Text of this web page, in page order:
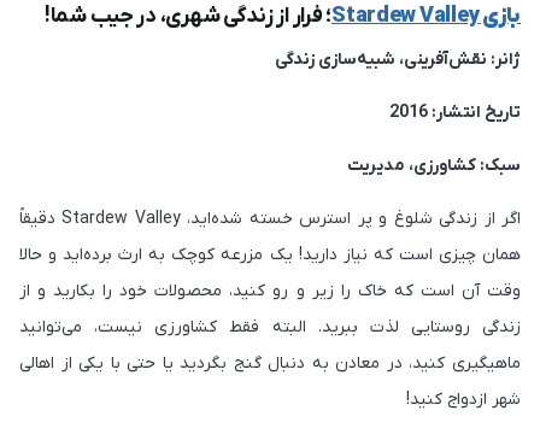
بازی Stardew Valley ؛ فرار از زندگی شهری، در جیب شما!
ژانر: نقش‌آفرینی، شبیه‌سازی زندگی
تاریخ انتشار: 2016
سبک: کشاورزی، مدیریت
اگر از زندگی شلوغ و پر استرس خسته شده‌اید، Stardew Valley دقیقاً
همان چیزی است که نیاز دارید! یک مزرعه کوچک به ارث برده‌اید و حالا
وقت آن است که خاک را زیر و رو کنید، محصولات خود را بکارید و از
زندگی روستایی لذت ببرید. البته فقط کشاورزی نیست، می‌توانید
ماهیگیری کنید، در معادن به دنبال گنج بگردید یا حتی با یکی از اهالی
شهر ازدواج کنید!